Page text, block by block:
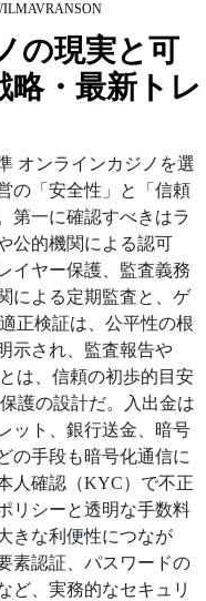
の現実と可
略・最新トレ
オンラインカジノを選
の「安全性」と「信頼
第一に確認すべきはラ
公的機関による認可
イヤー保護、監査義務
による定期監査と、ゲ
正検証は、公平性の根
示され、監査報告や
は、信頼の初歩的目安
護の設計だ。入出金は
ット、銀行送金、暗号
の手段も暗号化通信に
人確認（KYC）で不正
リシーと透明な手数料
きな利便性につなが
素認証、パスワードの
ど、実務的なセキュリ